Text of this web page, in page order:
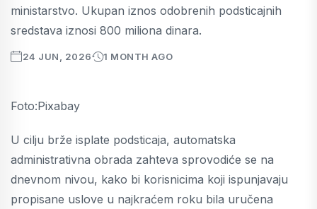
ministarstvo. Ukupan iznos odobrenih podsticajnih
sredstava iznosi 800 miliona dinara.
24 JUN, 2026 1 MONTH AGO
Foto:Pixabay
U cilju brže isplate podsticaja, automatska
administrativna obrada zahteva sprovodiće se na
dnevnom nivou, kako bi korisnicima koji ispunjavaju
propisane uslove u najkraćem roku bila uručena